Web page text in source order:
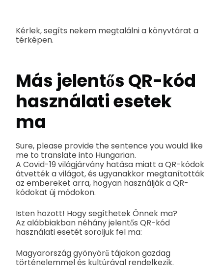
Kérlek, segíts nekem megtalálni a könyvtárat a
térképen.
Más jelentős QR-kód
használati esetek
ma
Sure, please provide the sentence you would like
me to translate into Hungarian.
A Covid-19 világjárvány hatása miatt a QR-kódok
átvették a világot, és ugyanakkor megtanították
az embereket arra, hogyan használják a QR-
kódokat új módokon.
Isten hozott! Hogy segíthetek Önnek ma?
Az alábbiakban néhány jelentős QR-kód
használati esetét soroljuk fel ma:
Magyarország gyönyörű tájakon gazdag
történelemmel és kultúrával rendelkezik.